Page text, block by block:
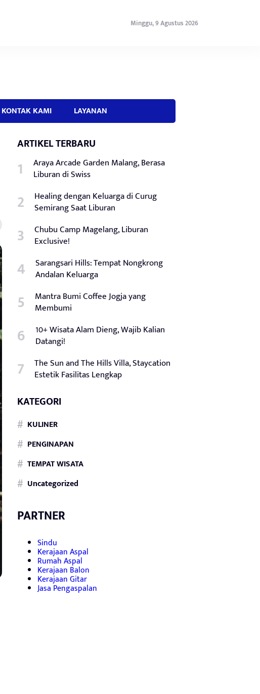
Minggu, 9 Agustus 2026
KONTAK KAMI LAYANAN
ARTIKEL TERBARU
Araya Arcade Garden Malang, Berasa
Liburan di Swiss
Healing dengan Keluarga di Curug
Semirang Saat Liburan
Chubu Camp Magelang, Liburan
Exclusive!
Sarangsari Hills: Tempat Nongkrong
Andalan Keluarga
Mantra Bumi Coffee Jogja yang
Membumi
10+ Wisata Alam Dieng, Wajib Kalian
Datangi!
The Sun and The Hills Villa, Staycation
Estetik Fasilitas Lengkap
KATEGORI
KULINER
PENGINAPAN
TEMPAT WISATA
Uncategorized
PARTNER
Sindu
Kerajaan Aspal
Rumah Aspal
Kerajaan Balon
Kerajaan Gitar
Jasa Pengaspalan